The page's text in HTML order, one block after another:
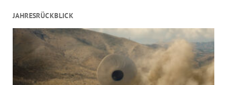
JAHRESRÜCKBLICK